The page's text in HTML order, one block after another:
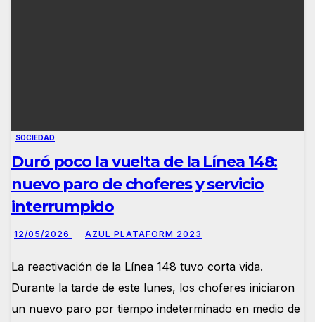
SOCIEDAD
Duró poco la vuelta de la Línea 148:
nuevo paro de choferes y servicio
interrumpido
12/05/2026 AZUL PLATAFORM 2023
La reactivación de la Línea 148 tuvo corta vida.
Durante la tarde de este lunes, los choferes iniciaron
un nuevo paro por tiempo indeterminado en medio de